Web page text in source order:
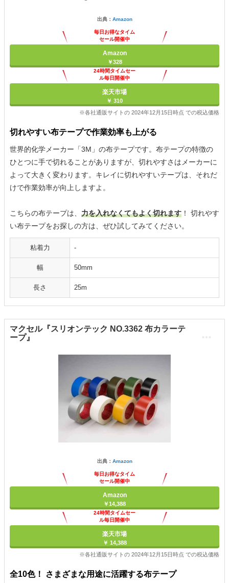
出典： Amazon
毎日お得なタイム
セール開催中
Amazon
￥328
24時間タイムセー
ル毎日開催中
楽天市場
￥ 310
※各社通販サイトの 2024年12月15日時点 での税込価格
切れやすい布テープで作業効率も上がる
世界的化学メーカー「3M」の布テープです。布テープの特徴の
ひとつに手で切れることがありますが、切れやすさはメーカーに
よって大きく変わります。キレイに切れやすいテープは、それだ
けで作業効率が向上しますよ。
こちらの布テープは、 力を入れなくてもよく切れます ！ 切れやす
い布テープをお探しの方は、ぜひ試してみてください。
粘着力 -
幅 50mm
長さ 25m
マクセル『スリオンテック NO.3362 布カラーテ
ープ』
出典： Amazon
毎日お得なタイム
セール開催中
Amazon
￥14,388
24時間タイムセー
ル毎日開催中
楽天市場
￥ 14,388
※各社通販サイトの 2024年12月15日時点 での税込価格
全10色！ さまざまな用途に活躍する布テープ